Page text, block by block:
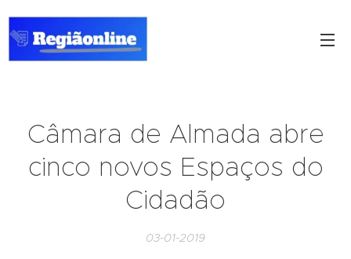
Câmara de Almada abre
cinco novos Espaços do
Cidadão
03-01-2019